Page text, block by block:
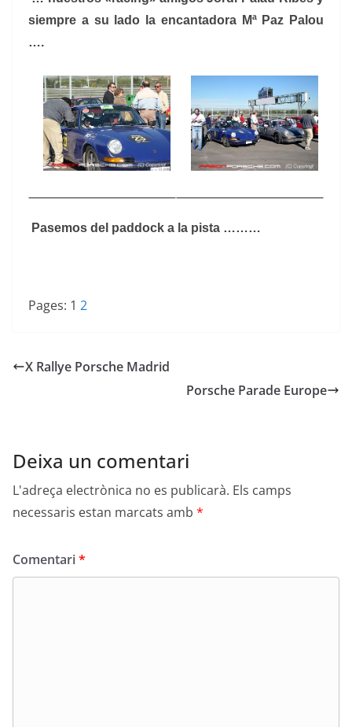
siempre a su lado la encantadora Mª Paz Palou
….
Pasemos del paddock a la pista ………
Pages: 1 2
X Rallye Porsche Madrid
Porsche Parade Europe
Deixa un comentari
L'adreça electrònica no es publicarà. Els camps
necessaris estan marcats amb *
Comentari*